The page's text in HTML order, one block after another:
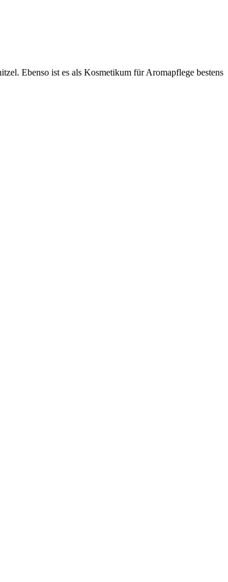
Ebenso ist es als Kosmetikum für Aromapflege bestens